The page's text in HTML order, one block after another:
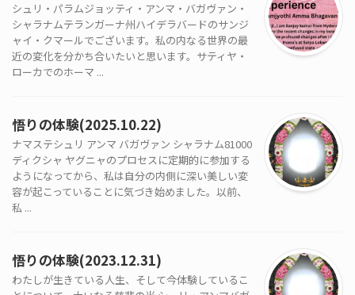
シュリ・パラムジョッティ・アンマ・バガヴァン・
シャラナムテランガーナ州ハイデラバードのサンジ
ャイ・クマールでございます。私の内なる世界の最
近の変化を分かち合いたいと思います。サティヤ・
ローカでのホーマ ...
悟りの体験(2025.10.22)
ナマステシュリ アンマ バガヴァン シャラナム81000
ディクシャ ヤグニャのプロセスに定期的に参加する
ようになってから、私は自分の内側に深い美しい変
容が起こっていることに気づき始めました。以前、
私 ...
悟りの体験(2023.12.31)
わたしが生きている人生、そして今体験しているこ